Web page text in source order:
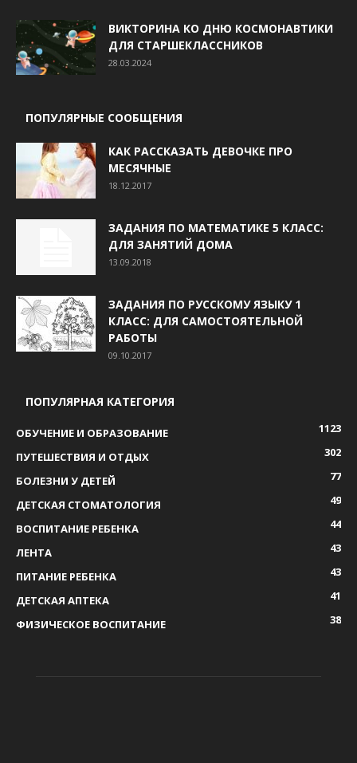
ВИКТОРИНА КО ДНЮ КОСМОНАВТИКИ
ДЛЯ СТАРШЕКЛАССНИКОВ
28.03.2024
ПОПУЛЯРНЫЕ СООБЩЕНИЯ
КАК РАССКАЗАТЬ ДЕВОЧКЕ ПРО
МЕСЯЧНЫЕ
18.12.2017
ЗАДАНИЯ ПО МАТЕМАТИКЕ 5 КЛАСС:
ДЛЯ ЗАНЯТИЙ ДОМА
13.09.2018
ЗАДАНИЯ ПО РУССКОМУ ЯЗЫКУ 1
КЛАСС: ДЛЯ САМОСТОЯТЕЛЬНОЙ
РАБОТЫ
09.10.2017
ПОПУЛЯРНАЯ КАТЕГОРИЯ
ОБУЧЕНИЕ И ОБРАЗОВАНИЕ
1123
ПУТЕШЕСТВИЯ И ОТДЫХ
302
БОЛЕЗНИ У ДЕТЕЙ
77
ДЕТСКАЯ СТОМАТОЛОГИЯ
49
ВОСПИТАНИЕ РЕБЕНКА
44
ЛЕНТА
43
ПИТАНИЕ РЕБЕНКА
43
ДЕТСКАЯ АПТЕКА
41
ФИЗИЧЕСКОЕ ВОСПИТАНИЕ
38